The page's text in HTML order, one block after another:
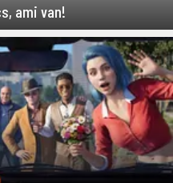
ami van!